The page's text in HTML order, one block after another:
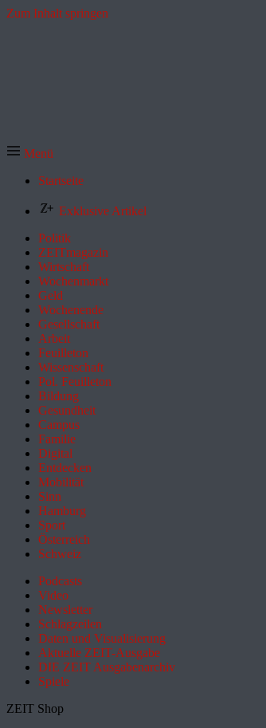
Zum Inhalt springen
Menü
Startseite
Exklusive Artikel
Politik
ZEITmagazin
Wirtschaft
Wochenmarkt
Geld
Wochenende
Gesellschaft
Arbeit
Feuilleton
Wissenschaft
Pol. Feuilleton
Bildung
Gesundheit
Campus
Familie
Digital
Entdecken
Mobilität
Sinn
Hamburg
Sport
Österreich
Schweiz
Podcasts
Video
Newsletter
Schlagzeilen
Daten und Visualisierung
Aktuelle ZEIT-Ausgabe
DIE ZEIT Ausgabenarchiv
Spiele
ZEIT Shop